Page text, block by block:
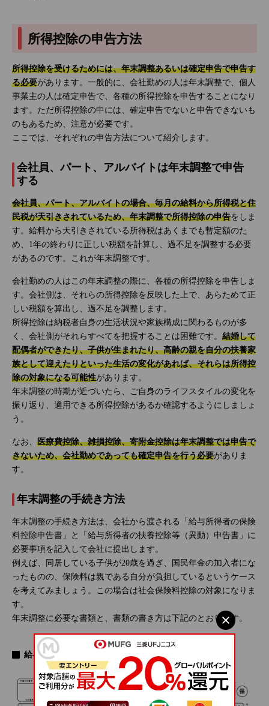
所得控除の申告方法
所得控除を受けるためには、年末調整あるいは確定申告で申告す
る必要があります。一般的に、会社勤めの人は年末調整で、個人
事業主の人は確定申告で、各種の所得控除を申告することになり
ます。ただ所得控除の中には、確定申告でないと申告できないも
のもあるため、注意が必要です。
ここでは、それぞれの申告方法について紹介します。
会社員、パート、アルバイトは年末調整で申告
する
会社員、パート、アルバイトの場合、毎月の給料から所得税と住
民税が天引きされているため、年末調整で所得控除の申告をしま
す。給料から天引きされている所得税はあくまでも暫定額のた
め、1年の終わりに正しい税額を計算し、過不足を調整する必要
があるのです。これが年末調整です。
会社勤めの人はこの年末調整の際に、各種の所得控除を申告しま
す。会社側は、それらの所得控除を反映した上で、あらためて正
しい税額を算出し、過不足を調整します。
所得控除は納税者自身の生活状況や家族構成に関わるものが多
く、会社側がそれらすべてを把握することは困難です。 結婚して
配偶者ができたり、子供が生まれたり、高齢の親を自分の扶養家
族として迎えたりといった生活の変化があれば、それらは所得控
除の対象になる可能性があります。
年末調整の時期が近づいたら、ご自身のライフスタイルの変化を
振り返り、適用できる所得控除があるか確認するようにしましょ
う。
なお、 医療費控除、雑損控除、寄附金控除は年末調整では申告で
きないため、会社勤めであっても確定申告を行う必要がありま
す。
年末調整の手続き方法
年末調整の手続き方法は、会社から渡される「給与所得者の保険
料控除申告書」と「給与所得者の扶養控除等（異動）申告書」に
必要事項を記入して会社に提出します。
例えば、同居している子供が20歳を過ぎ、国民年金の加入者にな
ったものの、保険料は親である自分が負担しているというケース
を考えてみましょう。この場合は社会保険料控除の対象になりま
す。
年末調整に必要な書類と、書類の書き方は下記のとおりです。
給与所得者の保険料控除申告書